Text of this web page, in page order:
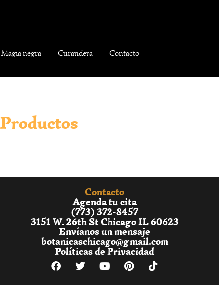
Magia negra Curandera Contacto
Productos
Contacto
Agenda tu cita
(773) 372-8457
3151 W. 26th St Chicago IL 60623
Envíanos un mensaje
botanicaschicago@gmail.com
Políticas de Privacidad